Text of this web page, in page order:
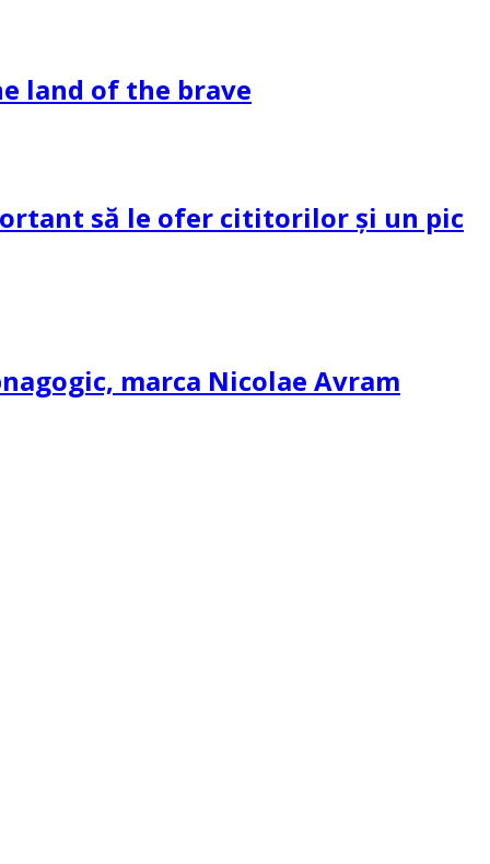
land of the brave
să le ofer cititorilor și un pic
marca Nicolae Avram